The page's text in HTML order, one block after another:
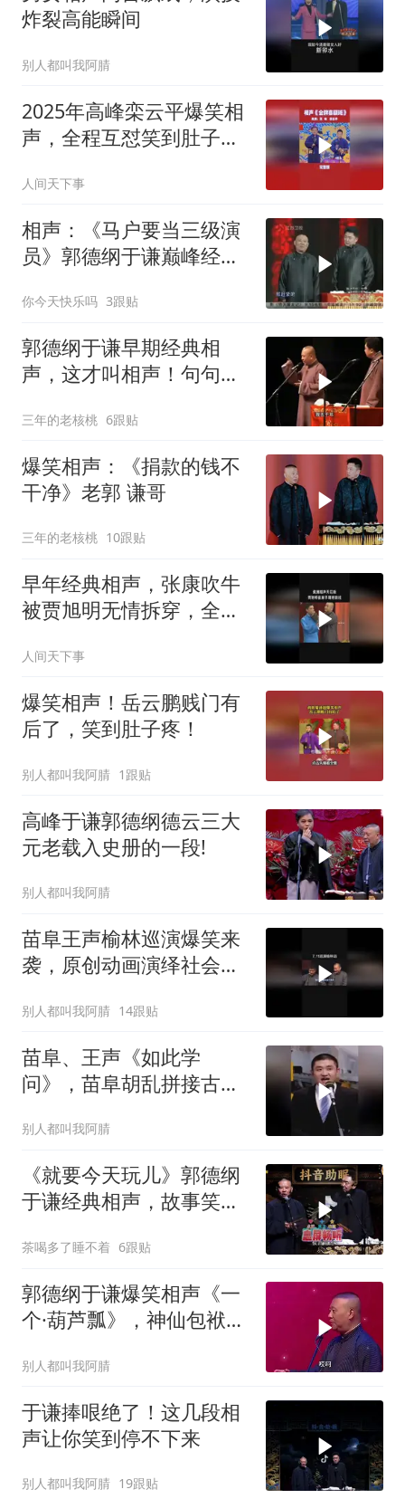
炸裂高能瞬间
别人都叫我阿腈
2025年高峰栾云平爆笑相
声，全程互怼笑到肚子
人间天下事
相声：《马户要当三级演
员》郭德纲于谦巅峰经典
你今天快乐吗 3跟贴
郭德纲于谦早期经典相
声，这才叫相声！句句爆
三年的老核桃 6跟贴
爆笑相声：《捐款的钱不
干净》老郭 谦哥
三年的老核桃 10跟贴
早年经典相声，张康吹牛
被贾旭明无情拆穿，全程
人间天下事
爆笑相声！岳云鹏贱门有
后了，笑到肚子疼！
别人都叫我阿腈 1跟贴
高峰于谦郭德纲德云三大
元老载入史册的一段!
别人都叫我阿腈
苗阜王声榆林巡演爆笑来
袭，原创动画演绎社会百
别人都叫我阿腈 14跟贴
苗阜、王声《如此学
问》，苗阜胡乱拼接古
话
别人都叫我阿腈
《就要今天玩儿》郭德纲
于谦经典相声，故事笑料
茶喝多了睡不着 6跟贴
郭德纲于谦爆笑相声《一
个·葫芦瓢》，神仙包袱乐
别人都叫我阿腈
于谦捧哏绝了！这几段相
声让你笑到停不下来
别人都叫我阿腈 19跟贴